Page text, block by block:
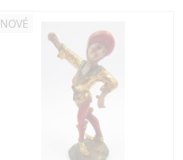
NOVÉ